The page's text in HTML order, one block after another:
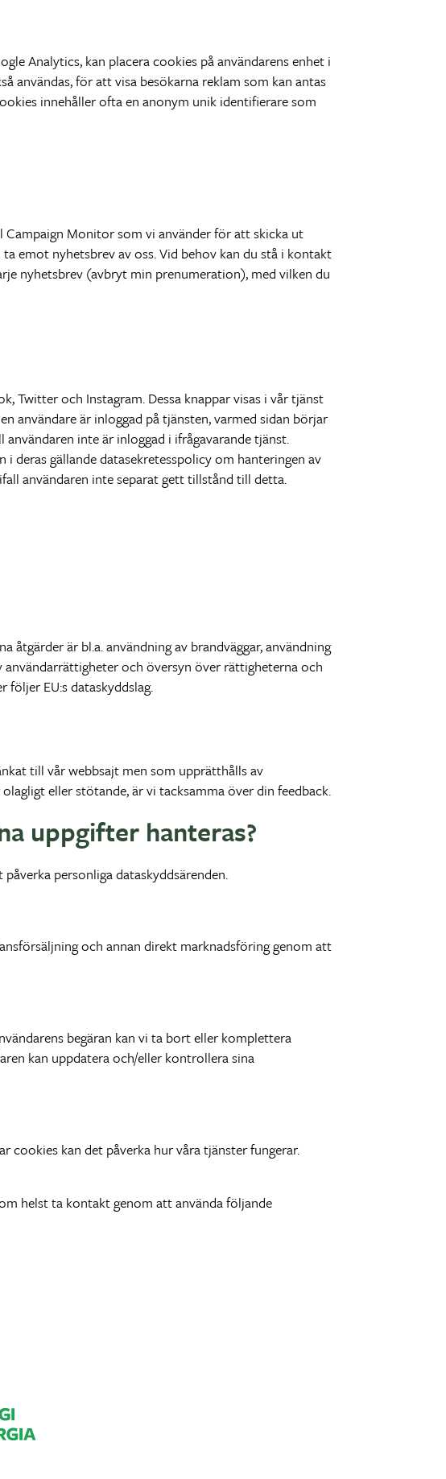
Analytics, kan placera cookies på användarens enhet i
användas, för att visa besökarna reklam som kan antas
innehåller ofta en anonym unik identifierare som
Campaign Monitor som vi använder för att skicka ut
emot nyhetsbrev av oss. Vid behov kan du stå i kontakt
nyhetsbrev (avbryt min prenumeration), med vilken du
Twitter och Instagram. Dessa knappar visas i vår tjänst
användare är inloggad på tjänsten, varmed sidan börjar
inte är inloggad i ifrågavarande tjänst.
gällande datasekretesspolicy om hanteringen av
användaren inte separat gett tillstånd till detta.
är bl.a. användning av brandväggar, användning
och översyn över rättigheterna och
EU:s dataskyddslag.
till vår webbsajt men som upprätthålls av
eller stötande, är vi tacksamma över din feedback.
uppgifter hanteras?
personliga dataskyddsärenden.
och annan direkt marknadsföring genom att
begäran kan vi ta bort eller komplettera
kan uppdatera och/eller kontrollera sina
cookies kan det påverka hur våra tjänster fungerar.
helst ta kontakt genom att använda följande